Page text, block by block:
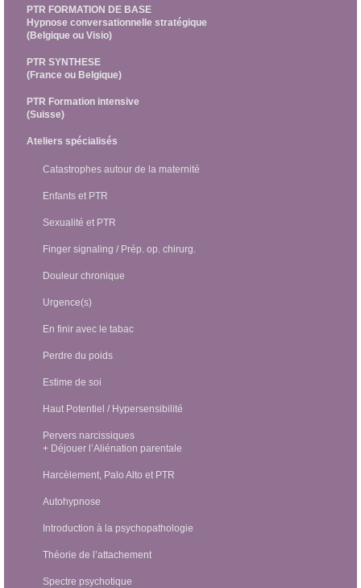
PTR FORMATION DE BASE
Hypnose conversationnelle stratégique
(Belgique ou Visio)
PTR SYNTHESE
(France ou Belgique)
PTR Formation intensive
(Suisse)
Ateliers spécialisés
Catastrophes autour de la maternité
Enfants et PTR
Sexualité et PTR
Finger signaling / Prép. op. chirurg.
Douleur chronique
Urgence(s)
En finir avec le tabac
Perdre du poids
Estime de soi
Haut Potentiel / Hypersensibilité
Pervers narcissiques
+ Déjouer l’Aliénation parentale
Harcèlement, Palo Alto et PTR
Autohypnose
Introduction à la psychopathologie
Théorie de l’attachement
Spectre psychotique